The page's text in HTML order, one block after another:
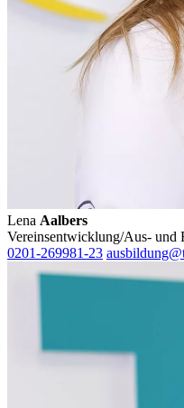
Lena Aalbers
Vereinsentwicklung/Aus- und
0201-269981-23